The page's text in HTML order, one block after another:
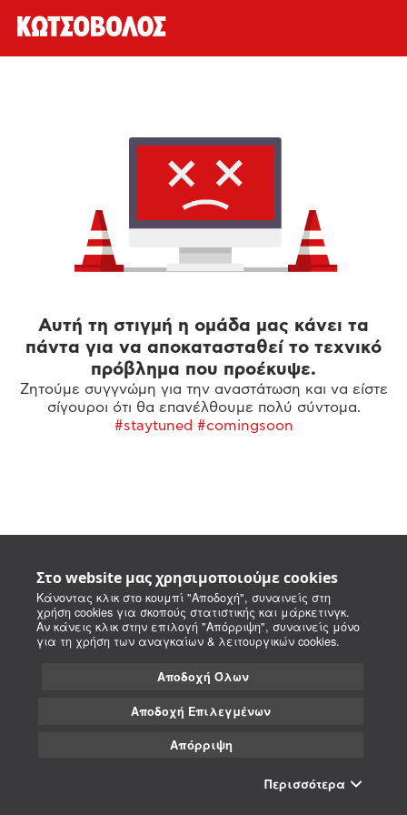
Στο website μας χρησιμοποιούμε cookies
Κάνοντας κλικ στο κουμπί "Αποδοχή", συναινείς στη
χρήση cookies για σκοπούς στατιστικής και μάρκετινγκ.
Αν κάνεις κλικ στην επιλογή "Απόρριψη", συναινείς μόνο
για τη χρήση των αναγκαίων & λειτουργικών cookies.
Αποδοχή Όλων
Αποδοχή Επιλεγμένων
Απόρριψη
Περισσότερα
Αυτή τη στιγμή η ομάδα μας κάνει τα
πάντα για να αποκατασταθεί το τεχνικό
πρόβλημα που προέκυψε.
Ζητούμε συγγνώμη για την αναστάτωση και να είστε
σίγουροι ότι θα επανέλθουμε πολύ σύντομα.
#staytuned #comingsoon